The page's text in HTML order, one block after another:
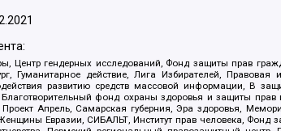
Центр гендерных исследований, Фонд защиты прав
действие, Лига Избирателей, Правовая
развитию средств массовой информации, В
фонд охраны здоровья и защиты
Апрель, Самарская губерния, Эра здоровья,
Евразии, СИБАЛЬТ, Институт прав человека, Фонд